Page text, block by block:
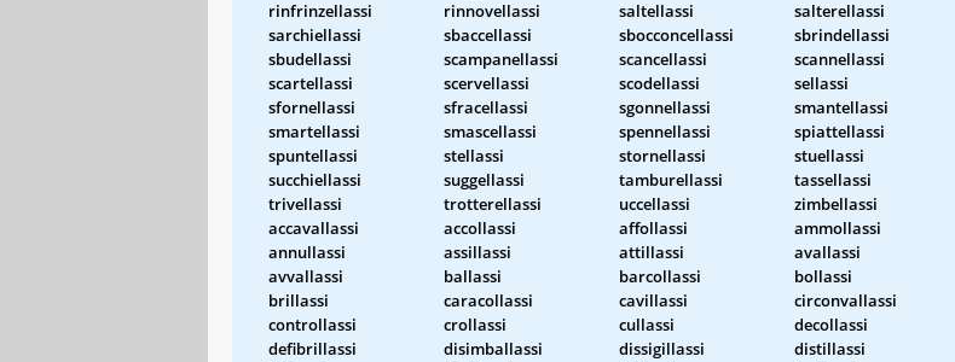
rinfrinzellassi
rinnovellassi saltellassi
salterellassi
sarchiellassi
sbaccellassi sbocconcellassi
sbrindellassi
sbudellassi
scampanellassi scancellassi
scannellassi
scartellassi
scervellassi scodellassi
sellassi
sfornellassi
sfracellassi sgonnellassi
smantellassi
smartellassi
smascellassi spennellassi
spiattellassi
spuntellassi
stellassi stornellassi
stuellassi
succhiellassi
suggellassi tamburellassi
tassellassi
trivellassi
trotterellassi uccellassi
zimbellassi
accavallassi
accollassi affollassi
ammollassi
annullassi
assillassi attillassi
avallassi
avvallassi
ballassi barcollassi
bollassi
brillassi
caracollassi cavillassi
circonvallassi
controllassi
crollassi cullassi
decollassi
defibrillassi
disimballassi dissigillassi
distillassi